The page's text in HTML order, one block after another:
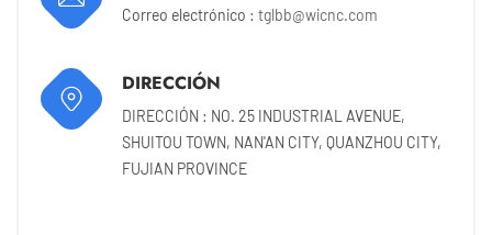
Correo electrónico :tglbb@wicnc.com
DIRECCIÓN
DIRECCIÓN : NO. 25 INDUSTRIAL AVENUE,
SHUITOU TOWN, NAN'AN CITY, QUANZHOU CITY,
FUJIAN PROVINCE